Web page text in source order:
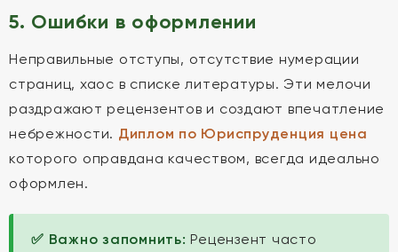
5. Ошибки в оформлении
Неправильные отступы, отсутствие нумерации
страниц, хаос в списке литературы. Эти мелочи
раздражают рецензентов и создают впечатление
небрежности. Диплом по Юриспруденция цена
которого оправдана качеством, всегда идеально
оформлен.
✅ Важно запомнить: Рецензент часто